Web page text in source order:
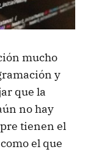
mucho
y
que la
no hay
tienen el
el que